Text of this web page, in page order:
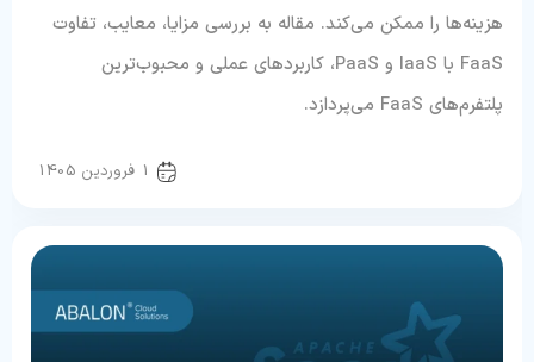
هزینه‌ها را ممکن می‌کند. مقاله به بررسی مزایا، معایب، تفاوت
FaaS با IaaS و PaaS، کاربردهای عملی و محبوب‌ترین
پلتفرم‌های FaaS می‌پردازد.
1 فروردین 1405